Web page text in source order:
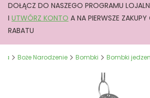
DOŁĄCZ DO NASZEGO PROGRAMU
I UTWÓRZ KONTO A NA PIERWSZE
RABATU
Boże Narodzenie Bombki Bombki